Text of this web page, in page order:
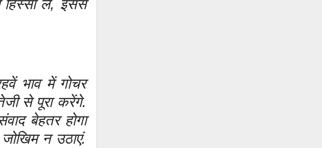
हिस्सा लें, इससे
भाव में गोचर
से पूरा करेंगे.
बेहतर होगा
न उठाएं.